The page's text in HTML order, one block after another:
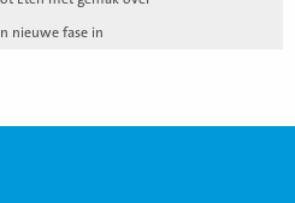
nieuwe fase in